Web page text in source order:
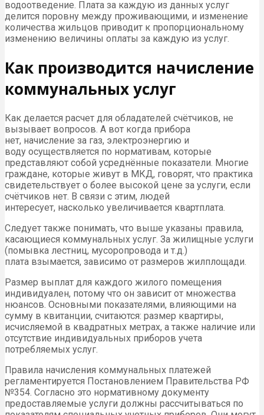
водоотведение. Плата за каждую из данных услуг
делится поровну между проживающими, и изменение
количества жильцов приводит к пропорциональному
изменению величины оплаты за каждую из услуг.
Как производится начисление
коммунальных услуг
Как делается расчет для обладателей счётчиков, не
вызывает вопросов. А вот когда прибора
нет, начисление за газ, электроэнергию и
воду осуществляется по нормативам, которые
представляют собой усреднённые показатели. Многие
граждане, которые живут в МКД, говорят, что практика
свидетельствует о более высокой цене за услуги, если
счётчиков нет. В связи с этим, людей
интересует, насколько увеличивается квартплата.
Следует также понимать, что выше указаны правила,
касающиеся коммунальных услуг. За жилищные услуги
(помывка лестниц, мусоропровода и т.д.)
плата взымается, зависимо от размеров жилплощади.
Размер выплат для каждого жилого помещения
индивидуален, потому что он зависит от множества
нюансов. Основными показателями, влияющими на
сумму в квитанции, считаются: размер квартиры,
исчисляемой в квадратных метрах, а также наличие или
отсутствие индивидуальных приборов учета
потребляемых услуг.
Правила начисления коммунальных платежей
регламентируется Постановлением Правительства РФ
№354. Согласно это нормативному документу
предоставляемые услуги должны рассчитываться по